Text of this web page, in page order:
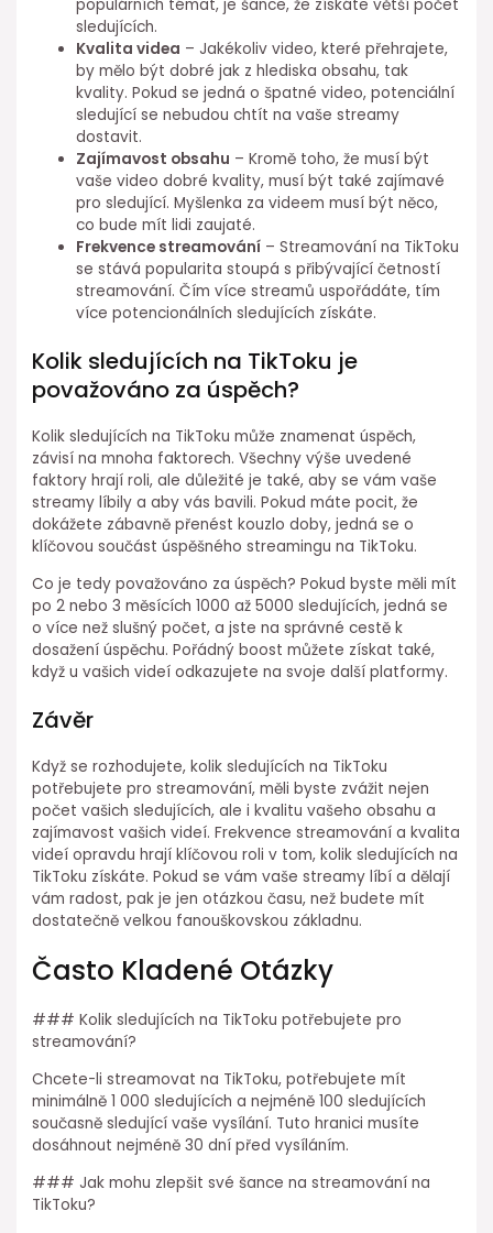
populárních témat, je šance, že získáte větší počet
sledujících.
Kvalita videa – Jakékoliv video, které přehrajete,
by mělo být dobré jak z hlediska obsahu, tak
kvality. Pokud se jedná o špatné video, potenciální
sledující se nebudou chtít na vaše streamy
dostavit.
Zajímavost obsahu – Kromě toho, že musí být
vaše video dobré kvality, musí být také zajímavé
pro sledující. Myšlenka za videem musí být něco,
co bude mít lidi zaujaté.
Frekvence streamování – Streamování na TikToku
se stává popularita stoupá s přibývající četností
streamování. Čím více streamů uspořádáte, tím
více potencionálních sledujících získáte.
Kolik sledujících na TikToku je
považováno za úspěch?
Kolik sledujících na TikToku může znamenat úspěch,
závisí na mnoha faktorech. Všechny výše uvedené
faktory hrají roli, ale důležité je také, aby se vám vaše
streamy líbily a aby vás bavili. Pokud máte pocit, že
dokážete zábavně přenést kouzlo doby, jedná se o
klíčovou součást úspěšného streamingu na TikToku.
Co je tedy považováno za úspěch? Pokud byste měli mít
po 2 nebo 3 měsících 1000 až 5000 sledujících, jedná se
o více než slušný počet, a jste na správné cestě k
dosažení úspěchu. Pořádný boost můžete získat také,
když u vašich videí odkazujete na svoje další platformy.
Závěr
Když se rozhodujete, kolik sledujících na TikToku
potřebujete pro streamování, měli byste zvážit nejen
počet vašich sledujících, ale i kvalitu vašeho obsahu a
zajímavost vašich videí. Frekvence streamování a kvalita
videí opravdu hrají klíčovou roli v tom, kolik sledujících na
TikToku získáte. Pokud se vám vaše streamy líbí a dělají
vám radost, pak je jen otázkou času, než budete mít
dostatečně velkou fanouškovskou základnu.
Často Kladené Otázky
### Kolik sledujících na TikToku potřebujete pro
streamování?
Chcete-li streamovat na TikToku, potřebujete mít
minimálně 1 000 sledujících a nejméně 100 sledujících
současně sledující vaše vysílání. Tuto hranici musíte
dosáhnout nejméně 30 dní před vysíláním.
### Jak mohu zlepšit své šance na streamování na
TikToku?